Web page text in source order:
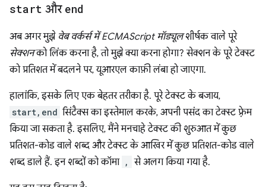
start और end
अब अगर मुझे वेब वर्कर्स में ECMAScript मॉड्यूलशीर्षक वाले पूरे
सेक्शनको लिंक करना है, तो मुझे क्या करना होगा? सेक्शन के पूरे टेक्स्ट
को प्रतिशत में बदलने पर, यूआरएल काफ़ी लंबा हो जाएगा.
हालांकि, इसके लिए एक बेहतर तरीका है. पूरे टेक्स्ट के बजाय,
start,end सिंटैक्स का इस्तेमाल करके, अपनी पसंद का टेक्स्ट फ़्रेम
किया जा सकता है. इसलिए, मैंने मनचाहे टेक्स्ट की शुरुआत में कुछ
प्रतिशत-कोड वाले शब्द और टेक्स्ट के आखिर में कुछ प्रतिशत-कोड वाले
शब्द डाले हैं. इन शब्दों को कॉमा , से अलग किया गया है.